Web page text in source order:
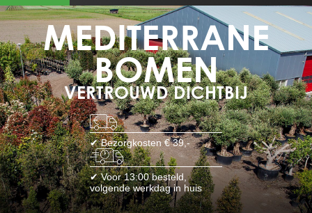
OLIJFBOOMSPECIALIST.NL
OLIJFBOOMSPECIALIST.BE
LESPECIALISTEDESOLIVIERS.FR
OLIVENBAUM.DE
DRZEWAOLIWNE.PL
OLIVETREESPECIALIST.COM
Bomen
BOMEN.NL
GROENBLIJVENDEBOMEN.NL
GROENBLIJVENDEBOMEN.BE
PALMBOMENSPECIALIST.NL
IMMERGRUENEBAEUME.DE
Botanicalgroup
BOTANICALGROUP.EU
BOTANICALGROUP.DE
BOTANICALGROUP.BE
MEDITERRANE
BOMEN
VERTROUWD DICHTBIJ
✔ Bezorgkosten € 39,-
✔ Voor 13:00 besteld,
volgende werkdag in huis